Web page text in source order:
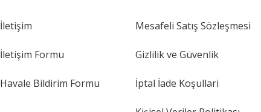
İletişim
İletişim Formu
Havale Bildirim Formu
Mesafeli Satış Sözleşmesi
Gizlilik ve Güvenlik
İptal İade Koşullari